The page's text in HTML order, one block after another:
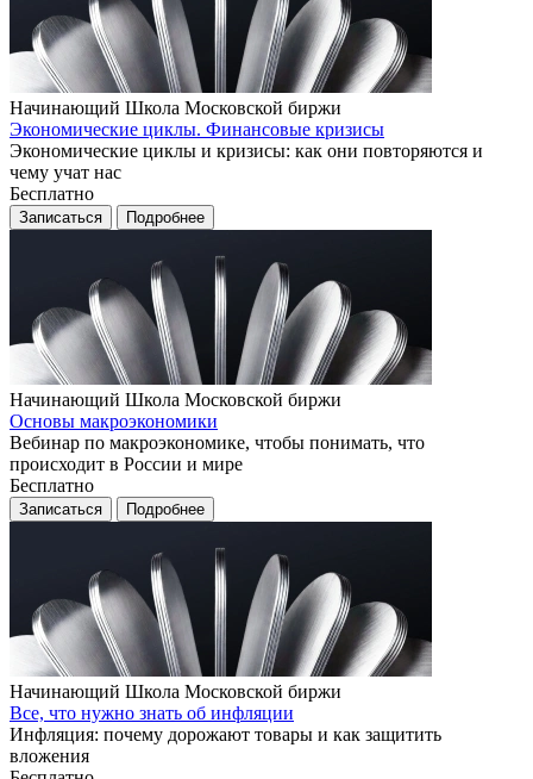
Начинающий Школа Московской биржи
Экономические циклы. Финансовые кризисы
Экономические циклы и кризисы: как они повторяются и
чему учат нас
Бесплатно
Записаться Подробнее
Начинающий Школа Московской биржи
Основы макроэкономики
Вебинар по макроэкономике, чтобы понимать, что
происходит в России и мире
Бесплатно
Записаться Подробнее
Начинающий Школа Московской биржи
Все, что нужно знать об инфляции
Инфляция: почему дорожают товары и как защитить
вложения